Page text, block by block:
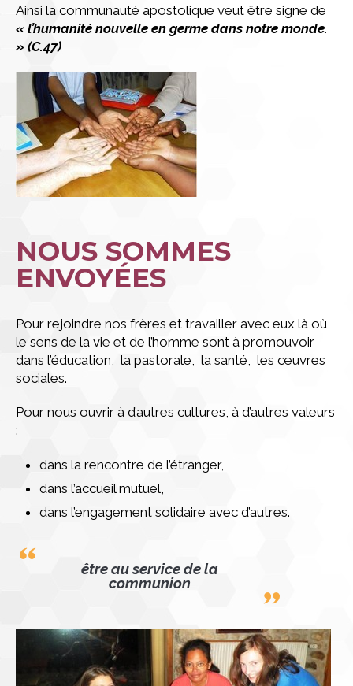
Ainsi la communauté apostolique veut être signe de
« l’humanité nouvelle en germe dans notre monde.
» (C.47)
NOUS SOMMES
ENVOYÉES
Pour rejoindre nos frères et travailler avec eux là où
le sens de la vie et de l’homme sont à promouvoir
dans l’éducation, la pastorale, la santé, les œuvres
sociales.
Pour nous ouvrir à d’autres cultures, à d’autres valeurs
:
dans la rencontre de l’étranger,
dans l’accueil mutuel,
dans l’engagement solidaire avec d’autres.
être au service de la
communion